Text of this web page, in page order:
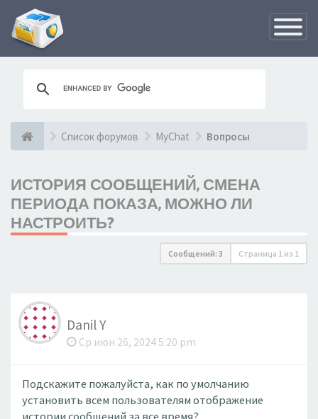
Список форумов MyChat Вопросы
ИСТОРИЯ СООБЩЕНИЙ, СМЕНА
ПЕРИОДА ПОКАЗА, МОЖНО ЛИ
НАСТРОИТЬ?
Сообщений: 3 Страница 1 из 1
Danil Y
Ср июн 26, 2024 5:20 pm
Подскажите пожалуйста, как по умолчанию
установить всем пользователям отображение